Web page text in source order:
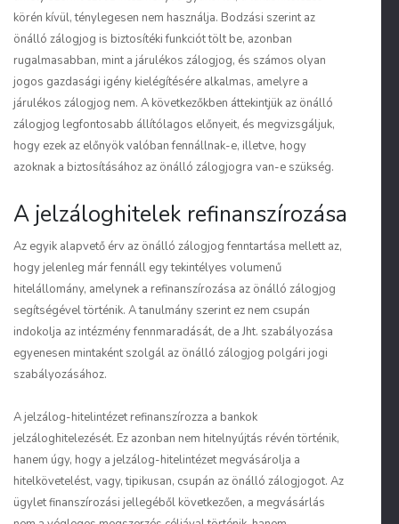
körén kívül, ténylegesen nem használja. Bodzási szerint az
önálló zálogjog is biztosítéki funkciót tölt be, azonban
rugalmasabban, mint a járulékos zálogjog, és számos olyan
jogos gazdasági igény kielégítésére alkalmas, amelyre a
járulékos zálogjog nem. A következőkben áttekintjük az önálló
zálogjog legfontosabb állítólagos előnyeit, és megvizsgáljuk,
hogy ezek az előnyök valóban fennállnak-e, illetve, hogy
azoknak a biztosításához az önálló zálogjogra van-e szükség.
A jelzáloghitelek refinanszírozása
Az egyik alapvető érv az önálló zálogjog fenntartása mellett az,
hogy jelenleg már fennáll egy tekintélyes volumenű
hitelállomány, amelynek a refinanszírozása az önálló zálogjog
segítségével történik. A tanulmány szerint ez nem csupán
indokolja az intézmény fennmaradását, de a Jht. szabályozása
egyenesen mintaként szolgál az önálló zálogjog polgári jogi
szabályozásához.
A jelzálog-hitelintézet refinanszírozza a bankok
jelzáloghitelezését. Ez azonban nem hitelnyújtás révén történik,
hanem úgy, hogy a jelzálog-hitelintézet megvásárolja a
hitelkövetelést, vagy, tipikusan, csupán az önálló zálogjogot. Az
ügylet finanszírozási jellegéből következően, a megvásárlás